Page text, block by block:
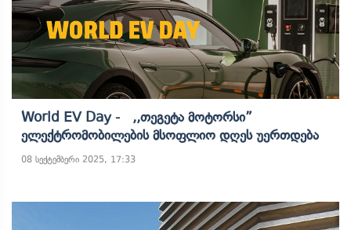
World EV Day - ,,თეგეტა Მოტორსი”
Ელექტრომობილების Მსოფლიო Დღეს Უერთდება
08 სექტემბერი 2025, 17:33